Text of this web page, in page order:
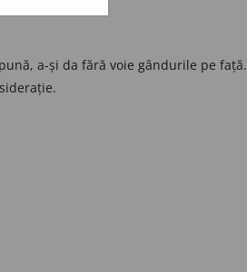
a-și da fără voie gândurile pe față.